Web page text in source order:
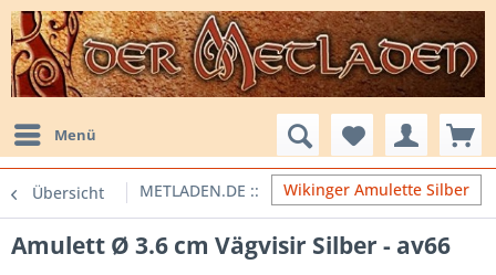
Menü
Übersicht Wikinger Amulette Silber
Amulett Ø 3.6 cm Vägvisir Silber - av66